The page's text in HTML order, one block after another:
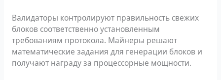
Валидаторы контролируют правильность свежих
блоков соответственно установленным
требованиям протокола. Майнеры решают
математические задания для генерации блоков и
получают награду за процессорные мощности.